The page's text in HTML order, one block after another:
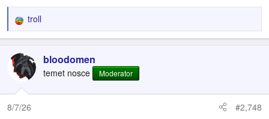
R
e
c
t
o
n
s
troll
bloodomen
temet nosce Moderator
8/7/26 #2,748